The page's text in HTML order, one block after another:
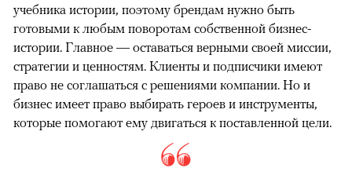
учебника истории, поэтому брендам нужно быть
готовыми к любым поворотам собственной бизнес-
истории. Главное — оставаться верными своей миссии,
стратегии и ценностям. Клиенты и подписчики имеют
право не соглашаться с решениями компании. Но и
бизнес имеет право выбирать героев и инструменты,
которые помогают ему двигаться к поставленной цели.